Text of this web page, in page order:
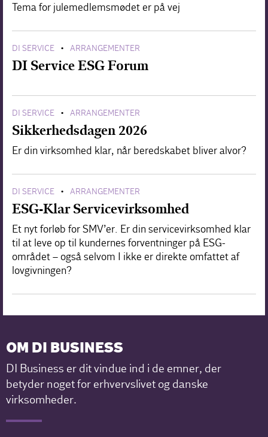
Tema for julemedlemsmødet er på vej
DI SERVICE • ARRANGEMENTER
DI Service ESG Forum
DI SERVICE • ARRANGEMENTER
Sikkerhedsdagen 2026
Er din virksomhed klar, når beredskabet bliver alvor?
DI SERVICE • ARRANGEMENTER
ESG-Klar Servicevirksomhed
Et nyt forløb for SMV’er. Er din servicevirksomhed klar
til at leve op til kundernes forventninger på ESG-
området – også selvom I ikke er direkte omfattet af
lovgivningen?
OM DI BUSINESS
DI Business er dit vindue ind i de emner, der
betyder noget for erhvervslivet og danske
virksomheder.